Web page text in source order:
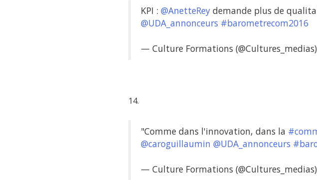
KPI : @AnetteReydemande plus de
@UDA_annonceurs #barometrecom2016
— Culture Formations (@Cultures_medias)
14.
"Comme dans l'innovation, dans la
@caroguillaumin @UDA_annonceurs
— Culture Formations (@Cultures_medias)